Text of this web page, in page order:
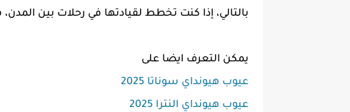
بالتالي، إذا كنت تخطط لقيادتها في رحلات بين
يمكن التعرف ايضا على
عيوب هيونداي سوناتا 2025
عيوب هيونداي النترا 2025